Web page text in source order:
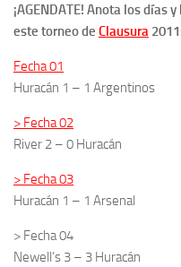
¡AGENDATE! Anota los días
este torneo de Clausura
Fecha 01
Huracán 1 – 1 Argentinos
> Fecha 02
River 2 – 0 Huracán
> Fecha 03
Huracán 1 – 1 Arsenal
> Fecha 04
Newell’s 3 – 3 Huracán